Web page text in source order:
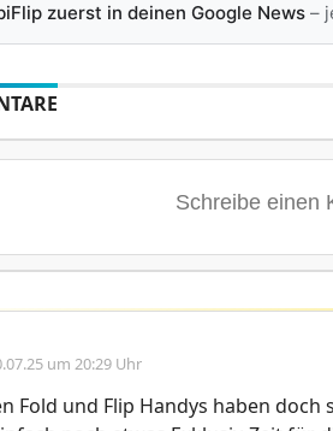
zuerst in deinen Google News–
um 20:29 Uhr
Fold und Flip Handys haben